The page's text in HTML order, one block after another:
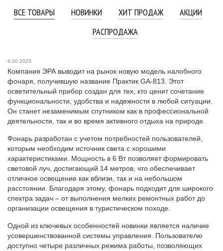
ВСЕ ТОВАРЫ НОВИНКИ ХИТ ПРОДАЖ
АКЦИИ
РАСПРОДАЖА
6.10.2025
Компания ЭРА выводит на рынок новую модель налобного
фонаря, получившую название Практик GA-813. Этот
осветительный прибор создан для тех, кто ценит сочетание
функциональности, удобства и надежности в любой ситуации.
Он станет незаменимым спутником как в профессиональной
деятельности, так и во время активного отдыха на природе.
Фонарь разработан с учетом потребностей пользователей,
которым необходим источник света с хорошими
характеристиками. Мощность в 6 Вт позволяет формировать
световой луч, достигающий 14 метров, что обеспечивает
отличное освещение как вблизи, так и на небольшом
расстоянии. Благодаря этому, фонарь подходит для широкого
спектра задач – от выполнения мелких ремонтных работ до
организации освещения в туристическом походе.
Одной из ключевых особенностей новинки является наличие
усовершенствованной системы управления. Пользователю
доступно четыре различных режима работы, позволяющих